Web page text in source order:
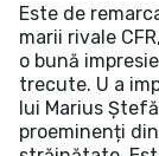
Este de
marii rivale
o bună
trecute. U a
lui Marius
proeminenți